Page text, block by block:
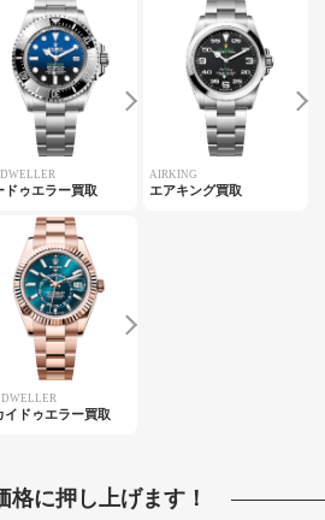
ドゥエラー買取
AIRKING
エアキング買取
イドゥエラー買取
格に押し上げます！